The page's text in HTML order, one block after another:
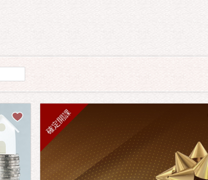
確定開課